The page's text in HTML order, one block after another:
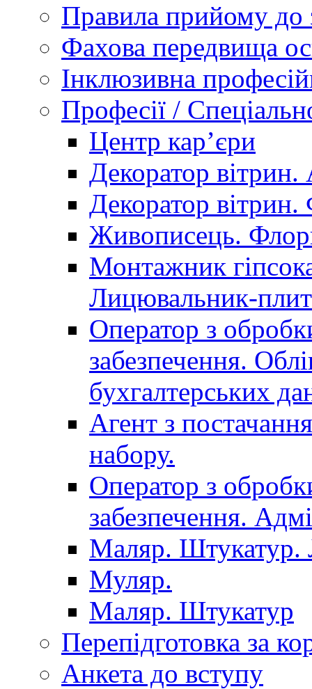
Правила прийому до
Фахова передвища
Інклюзивна
Професії /
Центр кар’єри
Декоратор вітрин.
Декоратор вітрин.
Живописець.
Монтажник
Лицювальник-
Оператор з
забезпечення.
бухгалтерських
Агент з
набору.
Оператор з
забезпечення.
Маляр. Штукатур.
Муляр.
Маляр. Штукатур
Перепідготовка за
Анкета до вступу